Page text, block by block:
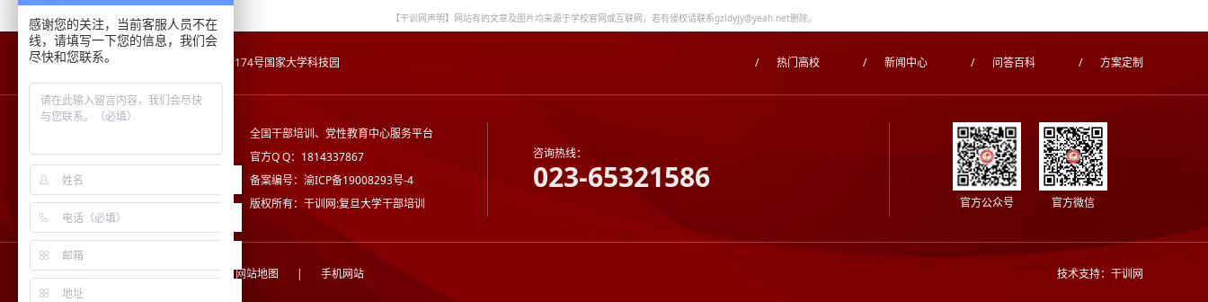
【干训网声明】网站有的文章及图片均来源于学校官网或互联网，若有侵权请联系gzldyjy@yeah.net删除。
地址： 重庆市沙坪坝区沙正街174号国家大学科技园 / 热门高校 / 新闻中心 / 问答百科 / 方案定制
全国干部培训、党性教育中心服务平台
官方Q Q：1814337867
备案编号：渝ICP备19008293号-4
版权所有：干训网:复旦大学干部培训
咨询热线：
023-65321586
官方公众号 官方微信
关于我们 | 法律责任 | 网站地图 | 手机网站 技术支持：干训网
感谢您的关注，当前客服人员不在
线，请填写一下您的信息，我们会
尽快和您联系。